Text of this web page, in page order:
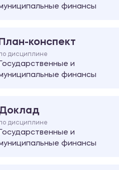
финансы
План-конспект
дисциплине
Государственные и
финансы
дисциплине
Государственные и
финансы